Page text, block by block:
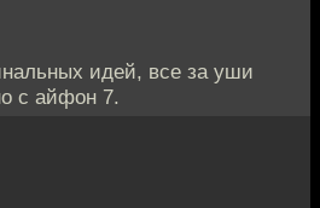
идей, все за уши
с айфон 7.